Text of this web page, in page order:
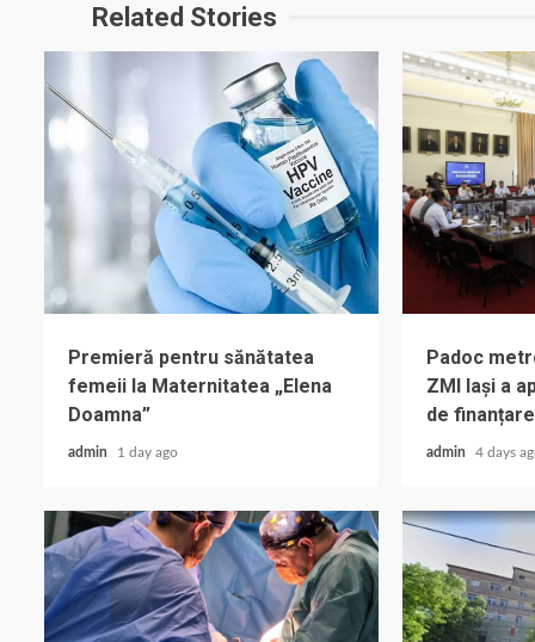
Related Stories
Premieră pentru sănătatea
femeii la Maternitatea „Elena
Doamna”
admin 1 day ago
Padoc
ZMI Iași a
de finanțare
admin 4 days